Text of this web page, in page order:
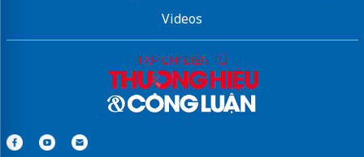
Videos